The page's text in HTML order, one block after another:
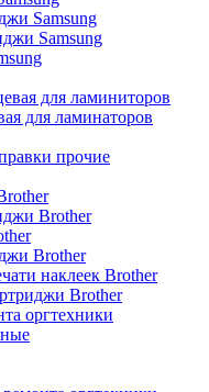
Samsung
Samsung
для ламиниторов
для ламинаторов
прочие
Brother
Brother
наклеек Brother
Brother
оргтехники